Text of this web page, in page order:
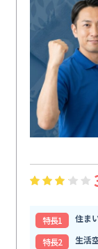
特⻑1
住ま
特⻑2
生活